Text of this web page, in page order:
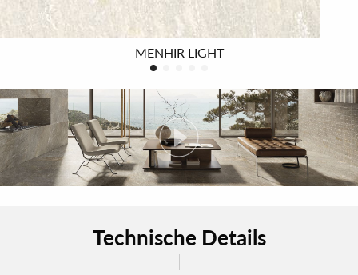
Räume dank der verfügbaren Oberflächenvarianten.
MENHIR LIGHT
Technische Details